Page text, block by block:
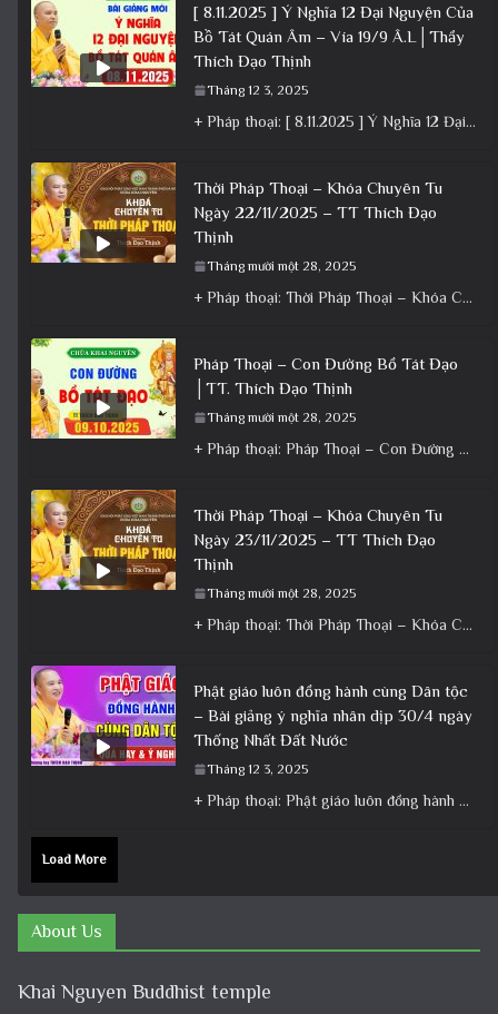
[ 8.11.2025 ] Ý Nghĩa 12 Đại Nguyện Của
Bồ Tát Quán Âm – Vía 19/9 Â.L│Thầy
Thích Đạo Thịnh
Tháng 12 3, 2025
+ Pháp thoại: [ 8.11.2025 ] Ý Nghĩa 12 Đại Nguyện Của Bồ Tát Quán Âm – Vía 19/9 Â.L│Thầy
Thời Pháp Thoại – Khóa Chuyên Tu
Ngày 22/11/2025 – TT Thích Đạo
Thịnh
Tháng mười một 28, 2025
+ Pháp thoại: Thời Pháp Thoại – Khóa Chuyên Tu Ngày 22/11/2025 – TT Thích Đạo Thịnh + Album: Pháp
Pháp Thoại – Con Đường Bồ Tát Đạo
│TT. Thích Đạo Thịnh
Tháng mười một 28, 2025
+ Pháp thoại: Pháp Thoại – Con Đường Bồ Tát Đạo │TT. Thích Đạo Thịnh + Album: Pháp Thoại +
Thời Pháp Thoại – Khóa Chuyên Tu
Ngày 23/11/2025 – TT Thích Đạo
Thịnh
Tháng mười một 28, 2025
+ Pháp thoại: Thời Pháp Thoại – Khóa Chuyên Tu Ngày 23/11/2025 – TT Thích Đạo Thịnh + Album: Pháp
Phật giáo luôn đồng hành cùng Dân tộc
– Bài giảng ý nghĩa nhân dịp 30/4 ngày
Thống Nhất Đất Nước
Tháng 12 3, 2025
+ Pháp thoại: Phật giáo luôn đồng hành cùng Dân tộc – Bài giảng ý nghĩa nhân dịp 30/4 ngày
Load More
About Us
Khai Nguyen Buddhist temple